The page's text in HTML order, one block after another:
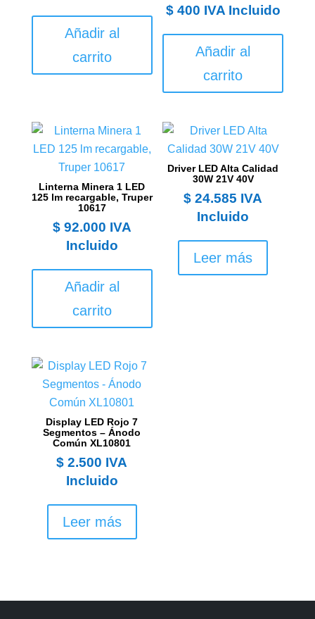
Añadir al
carrito
$400 IVA Incluido
Añadir al
carrito
Linterna Minera 1 LED
125 lm recargable, Truper
10617
$92.000 IVA
Incluido
Añadir al
carrito
Driver LED Alta Calidad
30W 21V 40V
$ 24.585 IVA
Incluido
Leer más
Display LED Rojo 7
Segmentos – Ánodo
Común XL10801
$ 2.500 IVA
Incluido
Leer más